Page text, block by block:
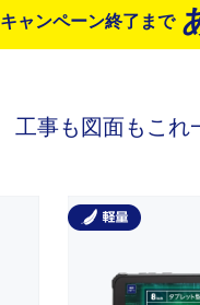
キャンペーン終了まで
工事も図面もこれ